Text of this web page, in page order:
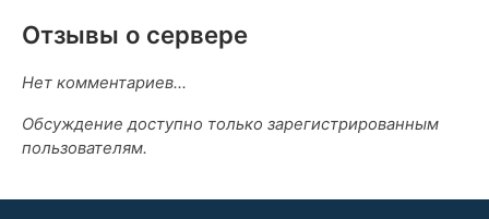
Отзывы о сервере
Нет комментариев...
Обсуждение доступно только зарегистрированным
пользователям.